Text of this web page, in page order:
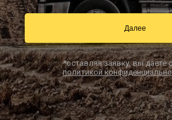
Далее
*оставляя заявку, вы даете
политикой